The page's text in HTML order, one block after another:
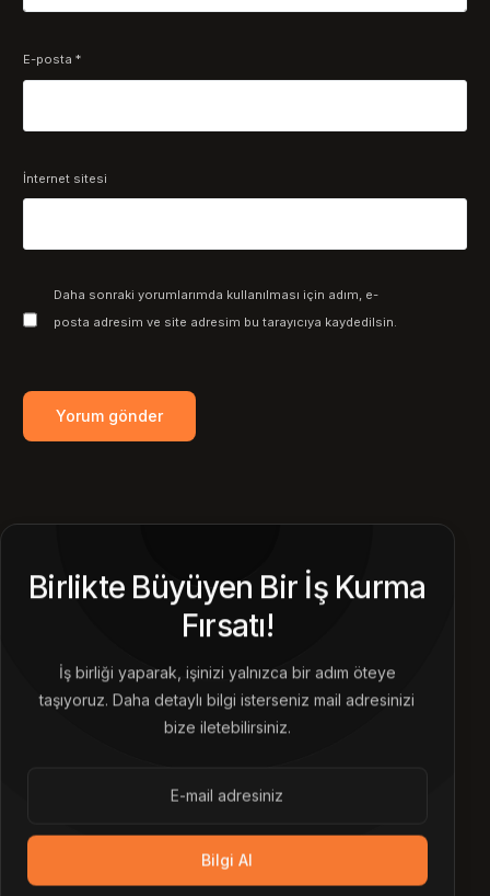
E-posta*
İnternet sitesi
Daha sonraki yorumlarımda kullanılması için adım, e-
posta adresim ve site adresim bu tarayıcıya kaydedilsin.
Birlikte Büyüyen Bir İş Kurma
Fırsatı!
İş birliği yaparak, işinizi yalnızca bir adım öteye
taşıyoruz. Daha detaylı bilgi isterseniz mail adresinizi
bize iletebilirsiniz.
Bilgi Al